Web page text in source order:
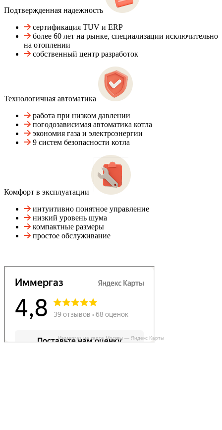
Подтвержденная надежность
сертификация TUV и ERP
более 60 лет на рынке, специализации исключительно
на отоплении
собственный центр разработок
Технологичная автоматика
работа при низком давлении
погодозависимая автоматика котла
экономия газа и электроэнергии
9 систем безопасности котла
Комфорт в эксплуатации
интуитивно понятное управление
низкий уровень шума
компактные размеры
простое обслуживание
Иммергаз на карте Москвы — Яндекс Карты